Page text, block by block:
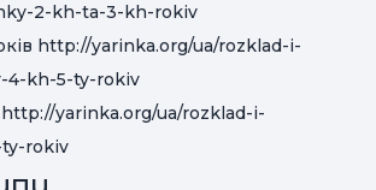
2-kh-ta-3-kh-rokiv
http://yarinka.org/ua/rozklad-i-
4-kh-5-ty-rokiv
yarinka.org/ua/rozklad-i-
rokiv